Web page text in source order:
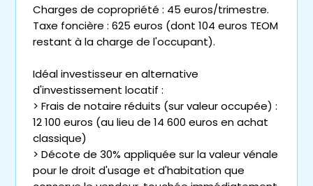
Charges de copropriété : 45 euros/trimestre.
Taxe foncière : 625 euros (dont 104 euros TEOM
restant à la charge de l'occupant).
Idéal investisseur en alternative
d'investissement locatif :
> Frais de notaire réduits (sur valeur occupée) :
12 100 euros (au lieu de 14 600 euros en achat
classique)
> Décote de 30% appliquée sur la valeur vénale
pour le droit d'usage et d'habitation que